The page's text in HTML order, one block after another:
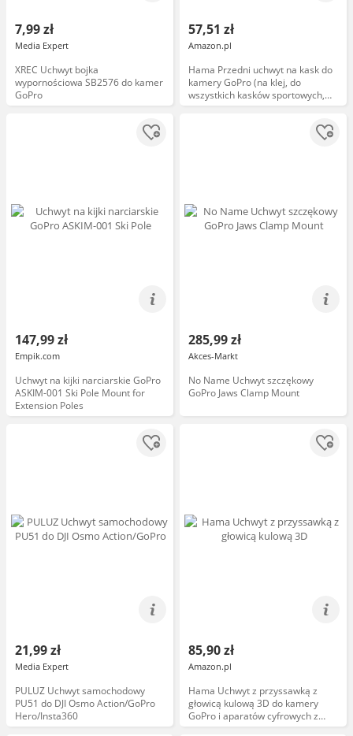
7,99 zł
Media Expert
XREC Uchwyt bojka
wypornościowa SB2576 do kamer
GoPro
57,51 zł
Amazon.pl
Hama Przedni uchwyt na kask do
kamery GoPro (na klej, do
wszystkich kasków sportowych,
materiał syntetyczny) czarny
147,99 zł
Empik.com
Uchwyt na kijki narciarskie GoPro
ASKIM-001 Ski Pole Mount for
Extension Poles
285,99 zł
Akces-Markt
No Name Uchwyt szczękowy
GoPro Jaws Clamp Mount
21,99 zł
Media Expert
PULUZ Uchwyt samochodowy
PU51 do DJI Osmo Action/GoPro
Hero/Insta360
85,90 zł
Amazon.pl
Hama Uchwyt z przyssawką z
głowicą kulową 3D do kamery
GoPro i aparatów cyfrowych z
gwintem 1/4" (materiał